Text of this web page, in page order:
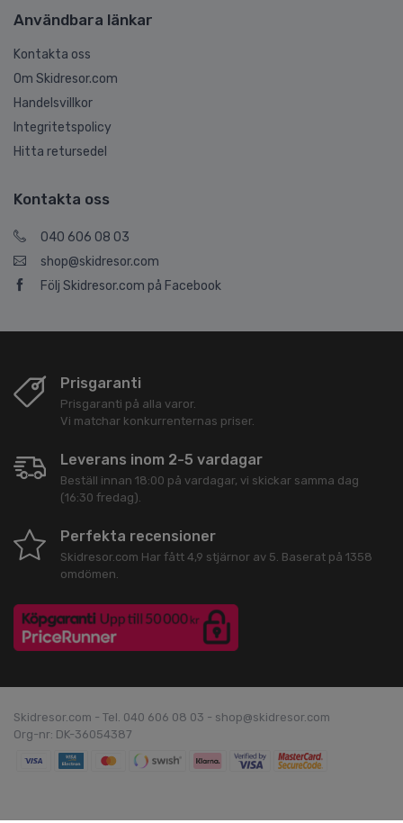
Användbara länkar
Kontakta oss
Om Skidresor.com
Handelsvillkor
Integritetspolicy
Hitta retursedel
Kontakta oss
040 606 08 03
shop@skidresor.com
Följ Skidresor.com på Facebook
Prisgaranti
Prisgaranti på alla varor.
Vi matchar konkurrenternas priser.
Leverans inom 2-5 vardagar
Beställ innan 18:00 på vardagar, vi skickar samma dag
(16:30 fredag).
Perfekta recensioner
Skidresor.com Har fått 4,9 stjärnor av 5 . Baserat på 1358
omdömen.
Skidresor.com - Tel. 040 606 08 03 - shop@skidresor.com
Org-nr: DK-36054387